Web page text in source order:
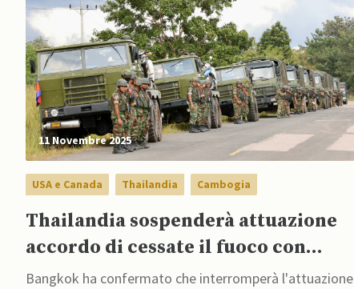
11 Novembre 2025
USA e Canada Thailandia Cambogia
Thailandia sospenderà attuazione
accordo di cessate il fuoco con
Cambogia e informerà gli USA
Bangkok ha confermato che interromperà l'attuazione